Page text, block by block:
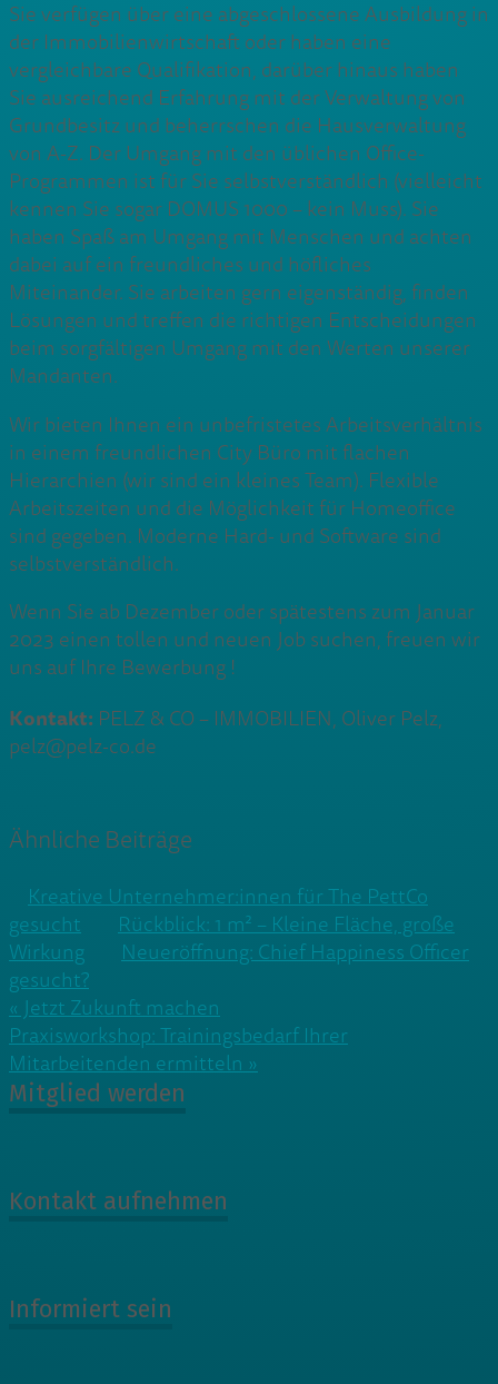
Sie verfügen über eine abgeschlossene Ausbildung in
der Immobilienwirtschaft oder haben eine
vergleichbare Qualifikation, darüber hinaus haben
Sie ausreichend Erfahrung mit der Verwaltung von
Grundbesitz und beherrschen die Hausverwaltung
von A-Z. Der Umgang mit den üblichen Office-
Programmen ist für Sie selbstverständlich (vielleicht
kennen Sie sogar DOMUS 1000 – kein Muss). Sie
haben Spaß am Umgang mit Menschen und achten
dabei auf ein freundliches und höfliches
Miteinander. Sie arbeiten gern eigenständig, finden
Lösungen und treffen die richtigen Entscheidungen
beim sorgfältigen Umgang mit den Werten unserer
Mandanten.
Wir bieten Ihnen ein unbefristetes Arbeitsverhältnis
in einem freundlichen City Büro mit flachen
Hierarchien (wir sind ein kleines Team). Flexible
Arbeitszeiten und die Möglichkeit für Homeoffice
sind gegeben. Moderne Hard- und Software sind
selbstverständlich.
Wenn Sie ab Dezember oder spätestens zum Januar
2023 einen tollen und neuen Job suchen, freuen wir
uns auf Ihre Bewerbung !
Kontakt: PELZ & CO – IMMOBILIEN, Oliver Pelz,
pelz@pelz-co.de
Ähnliche Beiträge
Kreative Unternehmer:innen für The PettCo
gesucht
Rückblick: 1 m² – Kleine Fläche, große
Wirkung
Neueröffnung: Chief Happiness Officer
gesucht?
Beitragsnavigation
« Jetzt Zukunft machen
Praxisworkshop: Trainingsbedarf Ihrer
Mitarbeitenden ermitteln »
Mitglied werden
Kontakt aufnehmen
Informiert sein